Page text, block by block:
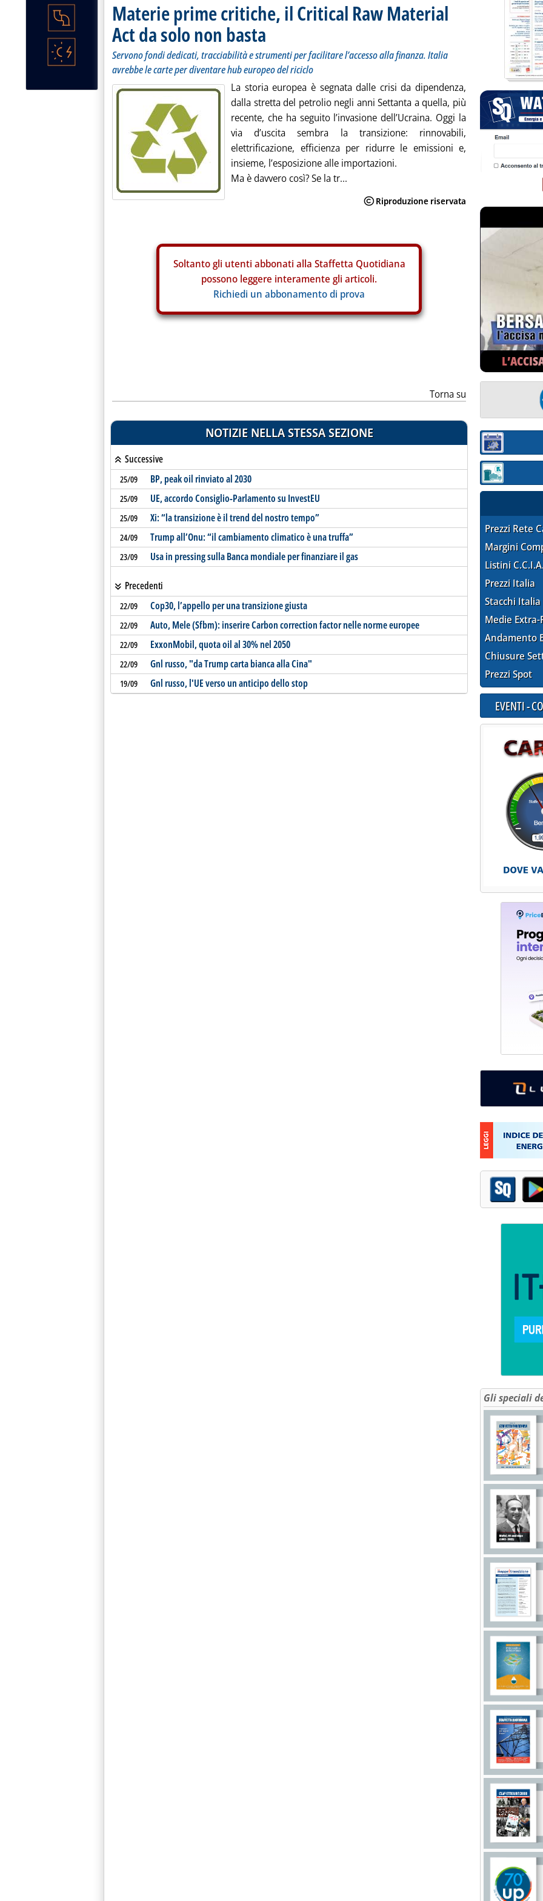
Materie prime critiche, il Critical Raw Material
Act da solo non basta
Servono fondi dedicati, tracciabilità e strumenti per facilitare l’accesso alla finanza. Italia
avrebbe le carte per diventare hub europeo del riciclo
La storia europea è segnata dalle crisi da dipendenza,
dalla stretta del petrolio negli anni Settanta a quella, più
recente, che ha seguito l’invasione dell’Ucraina. Oggi la
via d’uscita sembra la transizione: rinnovabili,
elettrificazione, efficienza per ridurre le emissioni e,
insieme, l’esposizione alle importazioni.
Ma è davvero così? Se la tr...
Soltanto gli utenti abbonati alla Staffetta Quotidiana
possono leggere interamente gli articoli.
Richiedi un abbonamento di prova
Torna su
NOTIZIE NELLA STESSA SEZIONE
Successive
25/09 BP, peak oil rinviato al 2030
25/09 UE, accordo Consiglio-Parlamento su InvestEU
25/09 Xi: “la transizione è il trend del nostro tempo”
24/09 Trump all’Onu: “il cambiamento climatico è una truffa”
23/09 Usa in pressing sulla Banca mondiale per finanziare il gas
Precedenti
22/09 Cop30, l’appello per una transizione giusta
22/09 Auto, Mele (Sfbm): inserire Carbon correction factor nelle norme europee
22/09 ExxonMobil, quota oil al 30% nel 2050
22/09 Gnl russo, "da Trump carta bianca alla Cina"
19/09 Gnl russo, l'UE verso un anticipo dello stop
Sezione:
Sezione:
Prezzi Rete
Margini
Listini
Prezzi Italia
Stacchi Italia
Medie Extra-
Andamento
Chiusure
Prezzi Spot
EVENTI -
Gli speciali